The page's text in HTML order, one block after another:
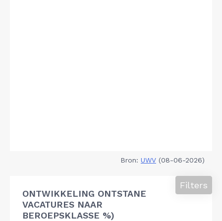
Bron: UWV (08-06-2026)
ONTWIKKELING ONTSTANE
VACATURES NAAR
BEROEPSKLASSE %)
Filters